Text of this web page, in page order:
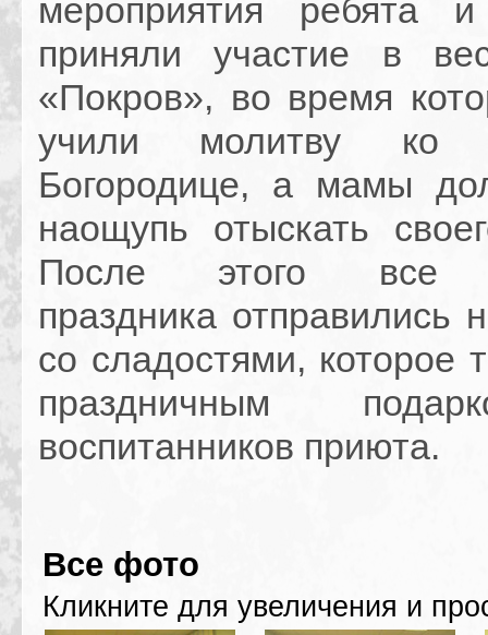
мероприятия ребята
приняли участие в
«Покров», во время
учили молитву ко
Богородице, а мамы
наощупь отыскать
После этого все
праздника отправились
со сладостями, которое
праздничным
воспитанников приюта.
Все фото
Кликните для увеличения и